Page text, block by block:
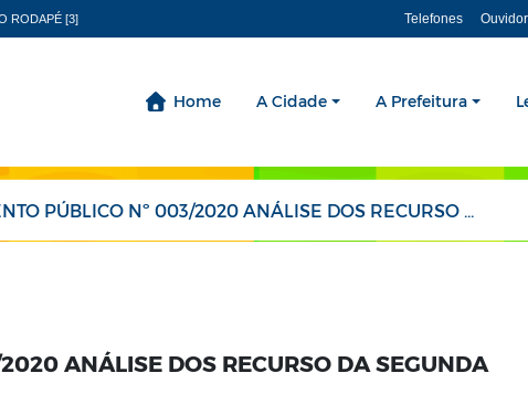
RODAPÉ [3] Telefones
Home A Cidade A Prefeitura
PÚBLICO Nº 003/2020 ANÁLISE DOS RECURSO DA SEGUNDA FAS
ANÁLISE DOS RECURSO DA SEGUNDA